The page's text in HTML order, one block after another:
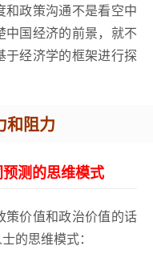
政策沟通不是看空中
国经济的前景，就不
经济学的框架进行探
和阻力
测的思维模式
策价值和政治价值的话
的思维模式：